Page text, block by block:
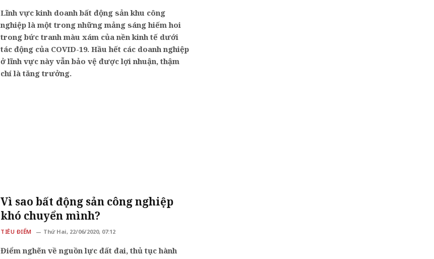
Lĩnh vực kinh doanh bất động sản khu công
nghiệp là một trong những mảng sáng hiếm hoi
trong bức tranh màu xám của nền kinh tế dưới
tác động của COVID-19. Hầu hết các doanh nghiệp
ở lĩnh vực này vẫn bảo vệ được lợi nhuận, thậm
chí là tăng trưởng.
Vì sao bất động sản công nghiệp
khó chuyển mình?
TIÊU ĐIỂM Thứ Hai, 22/06/2020, 07:12
Điểm nghẽn về nguồn lực đất đai, thủ tục hành